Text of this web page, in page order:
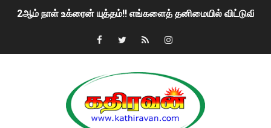
2ஆம் நாள் உக்ரைன் யுத்தம்!! எங்களைத் தனிமையில்
கதிரவன் வாசகர்களுக்கு இனிய பொங்கல் புத்தாண்டு
ரவுடி பேபிக்கு நடந்த தரமான சம்பவம்.. ஆபாச வீடியோக்களால்
காணாமல் போகும் பிள்ளையார்கள்!